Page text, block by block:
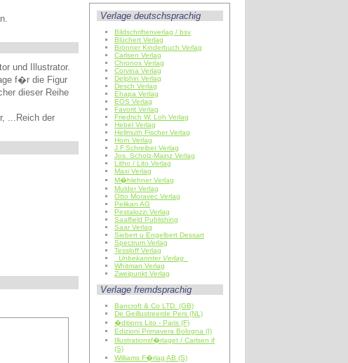
und Illustrator.
f�r die Figur
dieser Reihe
...Reich der
Verlage deutschsprachig
Bildschriftenverlag / bsv
Blüchert Verlag
Brönner Kinderbuch Verlag
Carlsen Verlag
Chronos Verlag
Corvina Verlag
Delphin Verlag
Desch Verlag
Ehapa Verlag
EOS Verlag
Favorit Verlag
Friedrich W. Loh Verlag
Hebel Verlag
Hellmuth Fischer Verlag
Horn Verlag
J.F.Schreiber Verlag
Jos. Scholz-Mainz Verlag
Litho / Lito Verlag
Maxi Verlag
M�hlehner Verlag
Mulder Verlag
Otto Moravec Verlag
Pelikan AG
Pestalozzi Verlag
Saalfield Publishing
Saar Verlag
Siebert u Engelbert Dessart
Spectrum Verlag
Tessloff Verlag
Unbekannter Verlag
Whitman Verlag
Zweipunkt Verlag
Verlage fremdsprachig
Bancroft & Co LTD. (GB)
De Geillustreerde Pers (NL)
�ditions Lito - Paris (F)
Edizioni Primavera Bologna (I)
Illustrationsf�rlaget / Carlsen if
(S)
Williams F�rlag AB (S)